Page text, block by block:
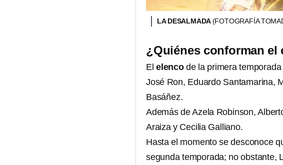
LA DESALMADA(FOTOGRAFÍA
¿Quiénes conforman el
El elencode la primera temporada
José Ron, Eduardo Santamarina,
Basáñez.
Además de Azela Robinson,
Araiza y Cecilia Galliano.
Hasta el momento se desconoce
segunda temporada; no obstante,